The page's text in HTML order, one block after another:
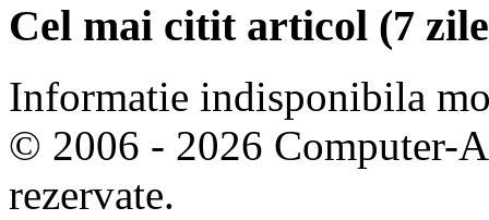
Cel mai citit articol (7
Informatie indisponibila
© 2006 - 2026 Computer-
rezervate.